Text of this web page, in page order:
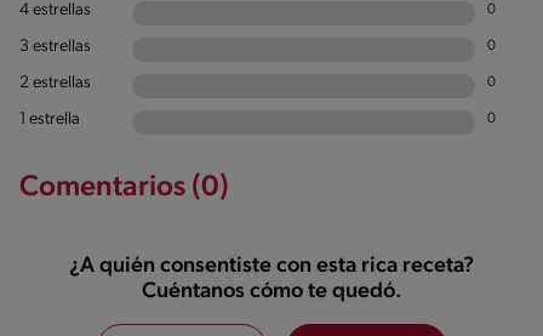
4 estrellas 0
3 estrellas 0
2 estrellas 0
1 estrella 0
Comentarios (0)
¿A quién consentiste con esta rica receta?
Cuéntanos cómo te quedó.